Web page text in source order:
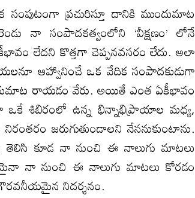
ప్రచురిస్తూ దానికి ముందుమాట
నా సంపాదకత్వంలోని ‘వీక్షణం’ లోనే
లేదని కొత్తగా చెప్పనవసరం లేదు. అలా
ఆహ్వానించే ఒక వేదిక సంపాదకుడుగా
రాయడం వేరు. అయితే ఎంత ఏకీభావం
శిబిరంలో ఉన్న భిన్నాభిప్రాయాల మధ్య,
జరుగుతుండాలని నేననుకుంటాను.
కూడ నా నుంచి ఈ నాలుగు మాటలు
ఏమైనా నా నుంచి ఈ నాలుగు మాటలు కోరడం
నిదర్శనం.